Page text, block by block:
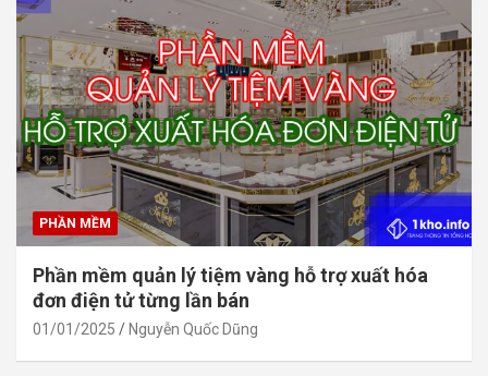
PHẦN MỀM
Phần mềm quản lý tiệm vàng hỗ trợ xuất hóa
đơn điện tử từng lần bán
01/01/2025 Nguyễn Quốc Dũng